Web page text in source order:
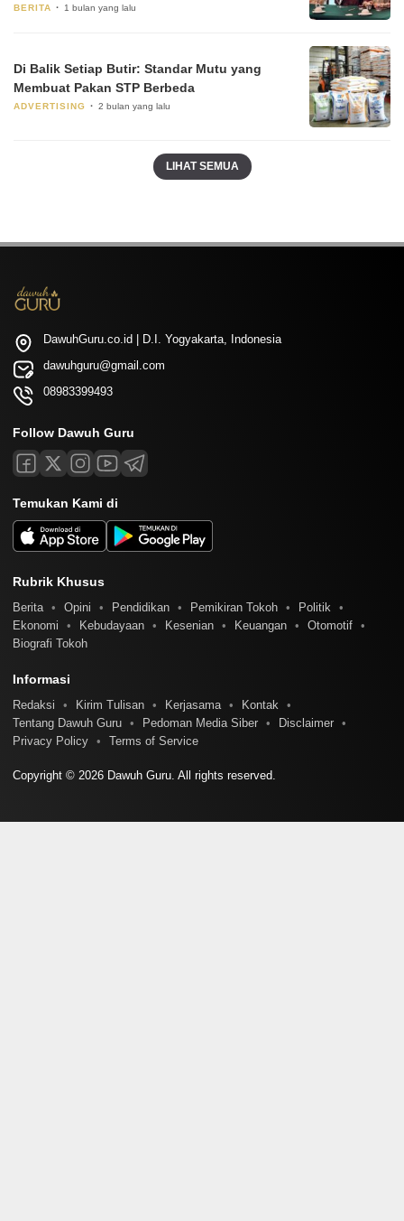
BERITA 1 bulan yang lalu
Di Balik Setiap Butir: Standar Mutu yang
Membuat Pakan STP Berbeda
ADVERTISING 2 bulan yang lalu
LIHAT SEMUA
DawuhGuru.co.id | D.I. Yogyakarta, Indonesia
dawuhguru@gmail.com
08983399493
Follow Dawuh Guru
Temukan Kami di
Rubrik Khusus
Berita Opini Pendidikan Pemikiran Tokoh
Politik
Ekonomi
Kebudayaan Kesenian Keuangan
Otomotif
Biografi Tokoh
Informasi
Redaksi Kirim Tulisan Kerjasama
Kontak
Tentang Dawuh Guru
Pedoman Media Siber
Disclaimer
Privacy Policy
Terms of Service
Copyright © 2026 Dawuh Guru. All rights reserved.